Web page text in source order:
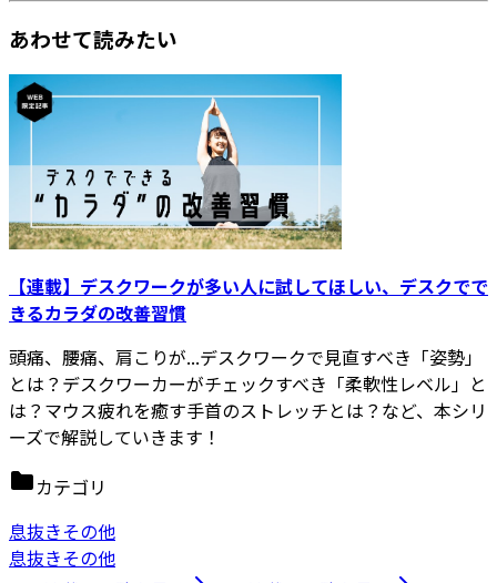
あわせて読みたい
【連載】デスクワークが多い人に試してほしい、デスクでで
きるカラダの改善習慣
頭痛、腰痛、肩こりが...デスクワークで見直すべき「姿勢」
とは？デスクワーカーがチェックすべき「柔軟性レベル」と
は？マウス疲れを癒す手首のストレッチとは？など、本シリ
ーズで解説していきます！
カテゴリ
息抜きその他
息抜きその他